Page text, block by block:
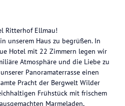
Ritterhof Ellmau!
unserem Haus zu begrüßen. In
Hotel mit 22 Zimmern legen wir
Atmosphäre und die Liebe zu
Panoramaterrasse einen
Pracht der Bergwelt Wilder
Frühstück mit frischem
Marmeladen,